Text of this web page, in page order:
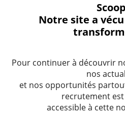
Notre site a
Pour continuer à découvrir
nos
et nos opportunités
recrutement
accessible à cette